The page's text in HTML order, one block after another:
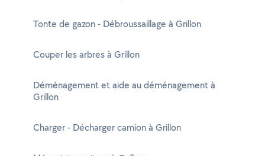
Tonte de gazon - Débroussaillage à Grillon
Couper les arbres à Grillon
Déménagement et aide au déménagement à
Grillon
Charger - Décharger camion à Grillon